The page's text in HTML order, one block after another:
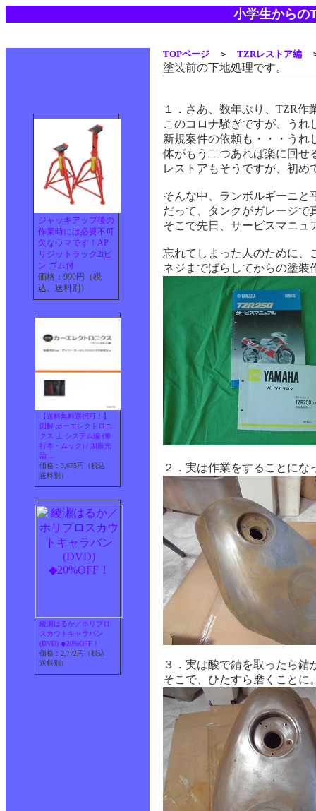
小学生から
TOPページ ＞ TZRレストア編
塗装前の下地処理です。
ジャッキアップ後の
作業時には必要不可
欠なウマです！AP
リジットラック2tピ
ン ゴム付
価格：990円（税
込、送料別）
【送料無料選択可！】
図解 カーエレクトロニ
クス 上 システム編 (単
行本・ムック) / 加藤光
治 ...
価格：3,675円（税込、
送料別）
綾瀬はるか／ホリプロ
スカウトキャラバン
(DVD) ◆20%OFF！
価格：2,772円（税込、
送料別）
１．さあ、数年ぶり、TZR作
このコロナ騒ぎですが、うれ
新規案件の依頼も・・・うれ
体がもう二つあれば楽に回せ
レストアもそうですが、初め
そんな中、ランボルギーニと
だって、タンクがガレージで
そこで先日、サービスマニュ
忘れてしまった人のために、
ネジまでばらしてからの塗装
２．実は作業をすることに
３．実は酸で錆を取ったら
そこで、ひたすら磨くことに